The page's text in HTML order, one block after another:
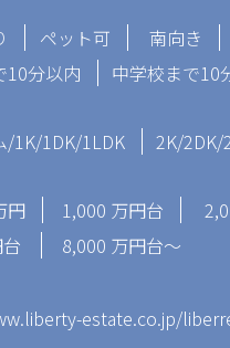
ペット可 南向き
10分以内
中学校まで10
/1K/1DK/1LDK 2K/2DK/
円 1,000 万円台
8,000 万円台～
estate.co.jp/